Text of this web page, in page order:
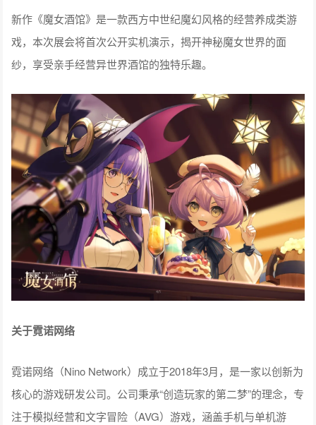
新作《魔女酒馆》是一款西方中世纪魔幻风格的经营养成类游
戏，本次展会将首次公开实机演示，揭开神秘魔女世界的面
纱，享受亲手经营异世界酒馆的独特乐趣。
关于霓诺网络
霓诺网络（Nino Network）成立于2018年3月，是一家以创新为
核心的游戏研发公司。公司秉承“创造玩家的第二梦”的理念，专
注于模拟经营和文字冒险（AVG）游戏，涵盖手机与单机游